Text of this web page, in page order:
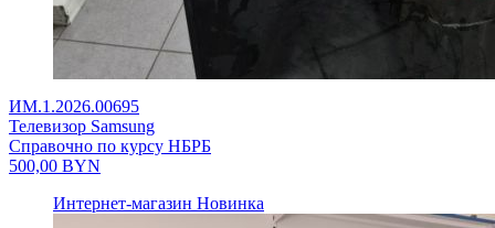
ИМ.1.2026.00695
Телевизор Samsung
Справочно по курсу НБРБ
500,00 BYN
Интернет-магазин Новинка